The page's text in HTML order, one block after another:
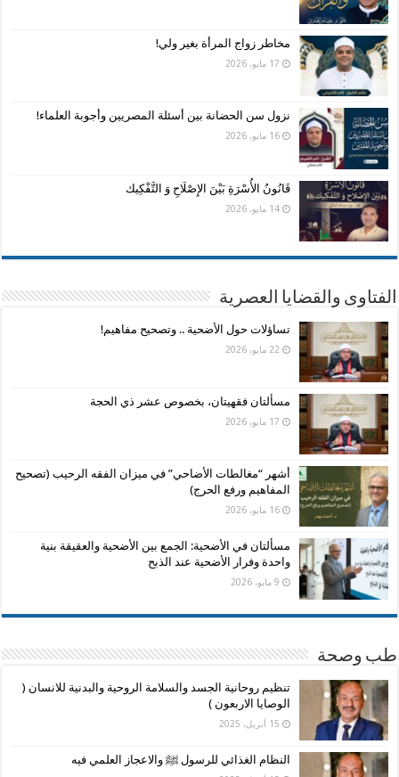
مخاطر زواج المرأة بغير ولي!
17 مايو، 2026
نزول سن الحضانة بين أسئلة المصريين وأجوبة العلماء!
16 مايو، 2026
قَانُونُ الأُسْرَةِ بَيْنَ الإِصْلَاحِ وَ التَّفْكِيك
14 مايو، 2026
الفتاوى والقضايا العصرية
تساؤلات حول الأضحية .. وتصحيح مفاهيم!
22 مايو، 2026
مسألتان فقهيتان، بخصوص عشر ذي الحجة
17 مايو، 2026
أشهر “مغالطات الأضاحي” في ميزان الفقه الرحيب (تصحيح
المفاهيم ورفع الحرج)
16 مايو، 2026
مسألتان في الأضحية: الجمع بين الأضحية والعقيقة بنية
واحدة وفرار الأضحية عند الذبح
9 مايو، 2026
طب وصحة
تنظيم روحانية الجسد والسلامة الروحية والبدنية للانسان (
الوصايا الاربعون )
15 أبريل، 2025
النظام الغذائي للرسول ﷺ والاعجاز العلمي فيه